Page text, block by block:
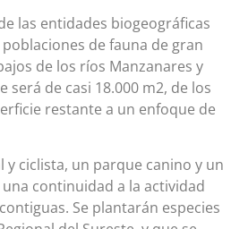
las entidades biogeográficas
de fauna de gran
de los ríos Manzanares y
será de casi 18.000 m2, de los
restante a un enfoque de
ciclista, un parque canino y un
continuidad a la actividad
Se plantarán especies